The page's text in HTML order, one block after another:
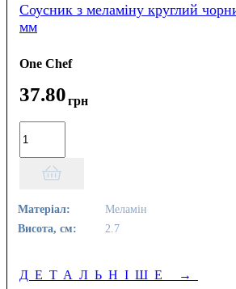
Соусник з меламіну круглий
мм
One Chef
37.80грн
Матеріал:
Меламін
Висота, см:
2.7
ДЕТАЛЬНІШЕ →